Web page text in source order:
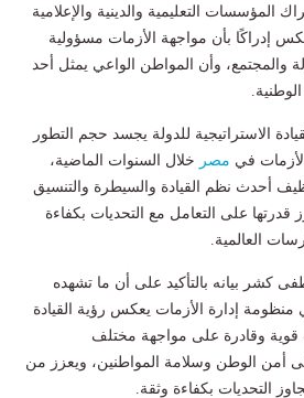
المؤسسات التعليمية والدينية والإعلامية
إدراكًا بأن مواجهة الأزمات مسؤولية
وأن المواطن الواعي يمثل أحد
الاستراتيجية للدولة يجسد حجم التطور
في مصر خلال السنوات الماضية،
أحدث نظم القيادة والسيطرة والتنسيق
قدرتها على التعامل مع التحديات بكفاءة
العالمية.
كشر بيانه بالتأكيد على أن ما تشهده
إدارة الأزمات يعكس رؤية القيادة
وقادرة على مواجهة مختلف
أمن الوطن وسلامة المواطنين، ويعزز من
التحديات بكفاءة وثقة.